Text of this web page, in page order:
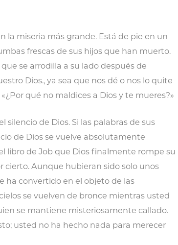
la miseria más grande. Está de pie en un
frescas de sus hijos que han muerto.
se arrodilla a su lado después de
Dios., ya sea que nos dé o nos lo quite
qué no maldices a Dios y te mueres?»
de Dios. Si las palabras de sus
de Dios se vuelve absolutamente
libro de Job que Dios finalmente rompe su
cierto. Aunque hubieran sido solo unos
ha convertido en el objeto de las
se vuelven de bronce mientras usted
se mantiene misteriosamente callado.
usted no ha hecho nada para merecer